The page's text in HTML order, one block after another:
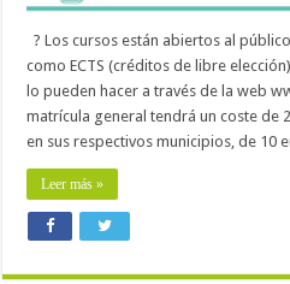
? Los cursos están abiertos al
como ECTS (créditos de libre
lo pueden hacer a través de la web
matrícula general tendrá un coste de
en sus respectivos municipios, de 10
Leer más »